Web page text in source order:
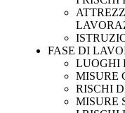
FASE DI
LUOGHI
MISURE
RISCHI
MISURE